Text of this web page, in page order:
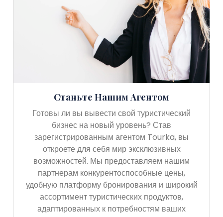
Станьте Нашим Агентом
Готовы ли вы вывести свой туристический
бизнес на новый уровень? Став
зарегистрированным агентом Tourka, вы
откроете для себя мир эксклюзивных
возможностей. Мы предоставляем нашим
партнерам конкурентоспособные цены,
удобную платформу бронирования и широкий
ассортимент туристических продуктов,
адаптированных к потребностям ваших